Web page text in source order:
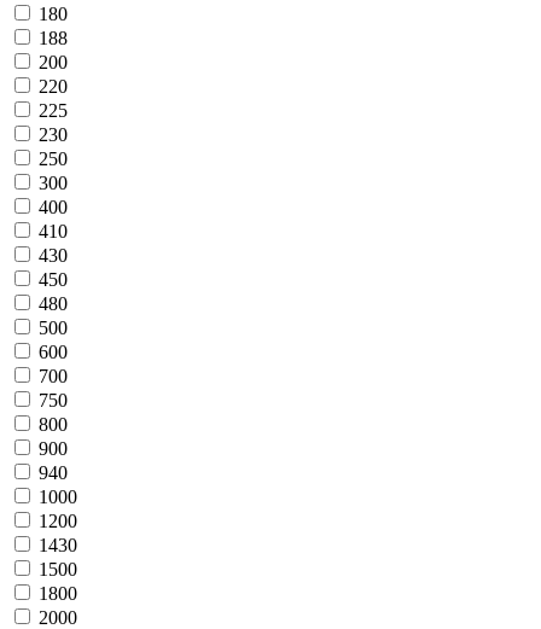
180
188
200
220
225
230
250
300
400
410
430
450
480
500
600
700
750
800
900
940
1000
1200
1430
1500
1800
2000